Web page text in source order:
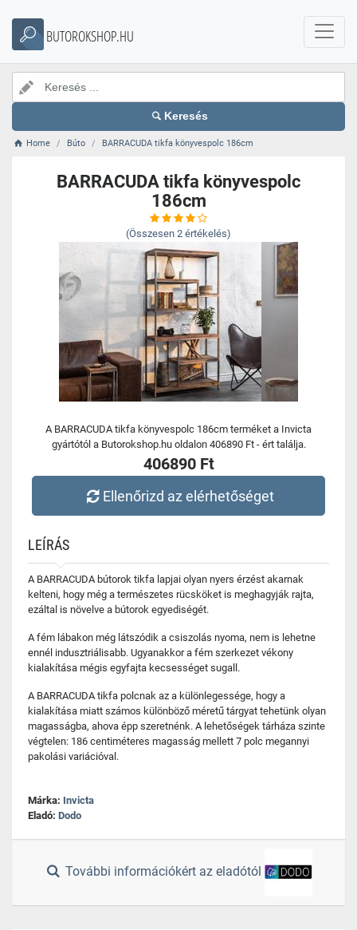
BUTOROKSHOP.HU
Keresés
Home Búto BARRACUDA tikfa könyvespolc 186cm
BARRACUDA tikfa könyvespolc
186cm
(Összesen 2 értékelés)
A BARRACUDA tikfa könyvespolc 186cm terméket a Invicta
gyártótól a Butorokshop.hu oldalon 406890 Ft - ért találja.
406890 Ft
Ellenőrizd az elérhetőséget
LEÍRÁS
A BARRACUDA bútorok tikfa lapjai olyan nyers érzést akarnak
kelteni, hogy még a természetes rücsköket is meghagyják rajta,
ezáltal is növelve a bútorok egyediségét.
A fém lábakon még látszódik a csiszolás nyoma, nem is lehetne
ennél indusztriálisabb. Ugyanakkor a fém szerkezet vékony
kialakítása mégis egyfajta kecsességet sugall.
A BARRACUDA tikfa polcnak az a különlegessége, hogy a
kialakítása miatt számos különböző méretű tárgyat tehetünk olyan
magasságba, ahova épp szeretnénk. A lehetőségek tárháza szinte
végtelen: 186 centiméteres magasság mellett 7 polc megannyi
pakolási variációval.
Márka: Invicta
Eladó: Dodo
További információkért az eladótól